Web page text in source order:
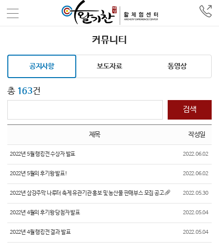
커뮤니티
공지사항 보도자료 동영상
총 163건
검색
제목 작성일
2022년 5월 랭킹전 수상자 발표 2022.06.02
2022년 5월의 후기왕 발표! 2022.06.02
2022년 삼강주막 나루터 축제 유관기관 홍보 및 농산물 판매부스 모집 공고 2022.05.30
2022년 4월의 후기왕 당첨자 발표 2022.05.04
2022년 4월 랭킹전 결과 발표 2022.05.04